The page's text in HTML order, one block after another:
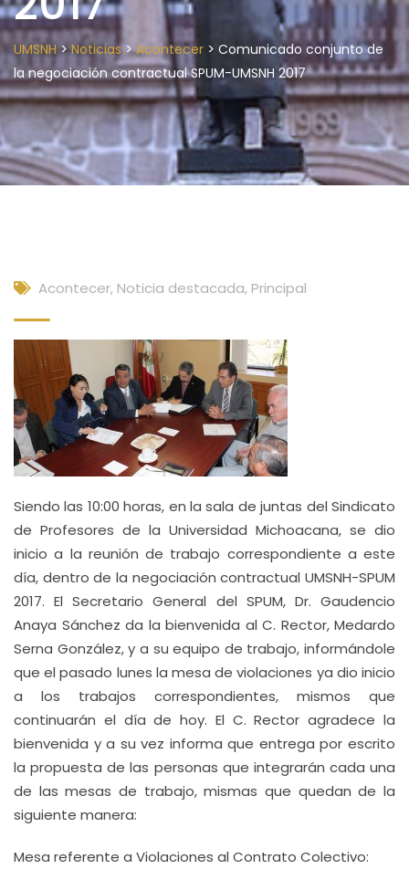
UMSNH>Noticias>Acontecer > Comunicado conjunto de
la negociación contractual SPUM-UMSNH 2017
Acontecer, Noticia destacada, Principal
Siendo las 10:00 horas, en la sala de juntas del Sindicato
de Profesores de la Universidad Michoacana, se dio
inicio a la reunión de trabajo correspondiente a este
día, dentro de la negociación contractual UMSNH-SPUM
2017. El Secretario General del SPUM, Dr. Gaudencio
Anaya Sánchez da la bienvenida al C. Rector, Medardo
Serna González, y a su equipo de trabajo, informándole
que el pasado lunes la mesa de violaciones ya dio inicio
a los trabajos correspondientes, mismos que
continuarán el día de hoy. El C. Rector agradece la
bienvenida y a su vez informa que entrega por escrito
la propuesta de las personas que integrarán cada una
de las mesas de trabajo, mismas que quedan de la
siguiente manera:
Mesa referente a Violaciones al Contrato Colectivo: